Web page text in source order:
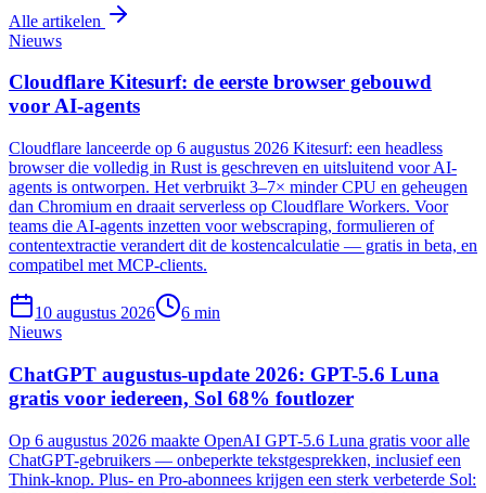
Alle artikelen
Nieuws
Cloudflare Kitesurf: de eerste browser gebouwd
voor AI-agents
Cloudflare lanceerde op 6 augustus 2026 Kitesurf: een headless
browser die volledig in Rust is geschreven en uitsluitend voor AI-
agents is ontworpen. Het verbruikt 3–7× minder CPU en geheugen
dan Chromium en draait serverless op Cloudflare Workers. Voor
teams die AI-agents inzetten voor webscraping, formulieren of
contentextractie verandert dit de kostencalculatie — gratis in beta, en
compatibel met MCP-clients.
10 augustus 2026 6 min
Nieuws
ChatGPT augustus-update 2026: GPT-5.6 Luna
gratis voor iedereen, Sol 68% foutlozer
Op 6 augustus 2026 maakte OpenAI GPT-5.6 Luna gratis voor alle
ChatGPT-gebruikers — onbeperkte tekstgesprekken, inclusief een
Think-knop. Plus- en Pro-abonnees krijgen een sterk verbeterde Sol: